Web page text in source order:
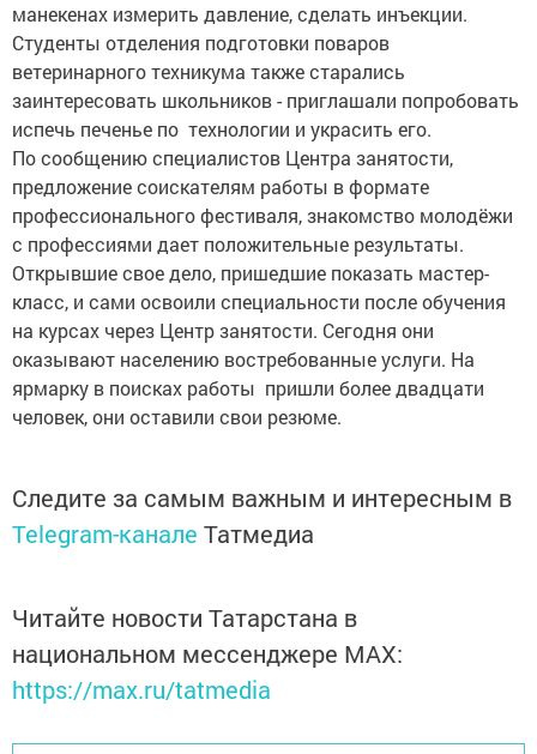
манекенах измерить давление, сделать инъекции.
Студенты отделения подготовки поваров
ветеринарного техникума также старались
заинтересовать школьников - приглашали попробовать
испечь печенье по технологии и украсить его.
По сообщению специалистов Центра занятости,
предложение соискателям работы в формате
профессионального фестиваля, знакомство молодёжи
с профессиями дает положительные результаты.
Открывшие свое дело, пришедшие показать мастер-
класс, и сами освоили специальности после обучения
на курсах через Центр занятости. Сегодня они
оказывают населению востребованные услуги. На
ярмарку в поисках работы пришли более двадцати
человек, они оставили свои резюме.
Следите за самым важным и интересным в
Telegram-канале Татмедиа
Читайте новости Татарстана в
национальном мессенджере MАХ:
https://max.ru/tatmedia